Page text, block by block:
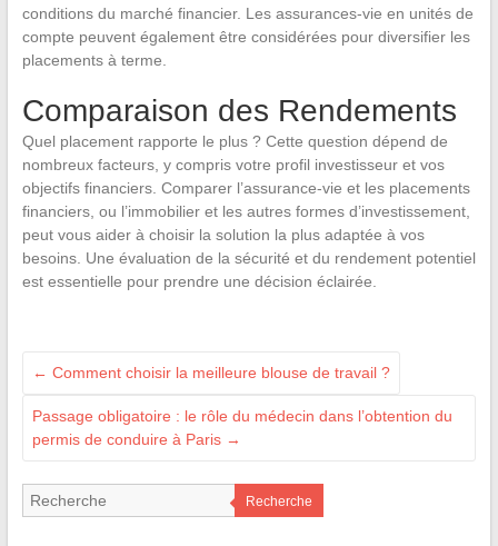
conditions du marché financier. Les assurances-vie en unités de
compte peuvent également être considérées pour diversifier les
placements à terme.
Comparaison des Rendements
Quel placement rapporte le plus ? Cette question dépend de
nombreux facteurs, y compris votre profil investisseur et vos
objectifs financiers. Comparer l’assurance-vie et les placements
financiers, ou l’immobilier et les autres formes d’investissement,
peut vous aider à choisir la solution la plus adaptée à vos
besoins. Une évaluation de la sécurité et du rendement potentiel
est essentielle pour prendre une décision éclairée.
← Comment choisir la meilleure blouse de travail ?
Passage obligatoire : le rôle du médecin dans l’obtention du
permis de conduire à Paris →
Recherche